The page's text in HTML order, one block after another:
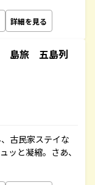
詳細を見る
島旅 五島列
古民家ステイな
ッと凝縮。さあ、